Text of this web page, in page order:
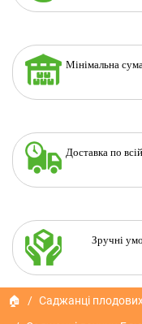
Мінімальна
Доставка по
Зручні
🏠 Саджанці